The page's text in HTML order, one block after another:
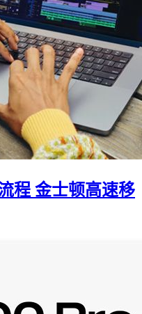
程 金士顿高速移